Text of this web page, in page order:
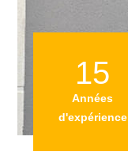
15
Années
d'expérience